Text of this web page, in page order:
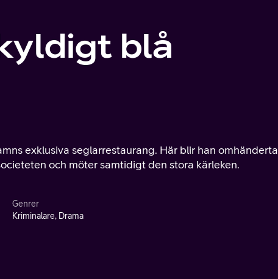
blå
exklusiva seglarrestaurang. Här blir han
och möter samtidigt den stora kärleken.
Genrer
Kriminalare, Drama